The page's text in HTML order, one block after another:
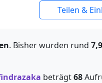
Teilen &
. Bisher wurden rund
beträgt68